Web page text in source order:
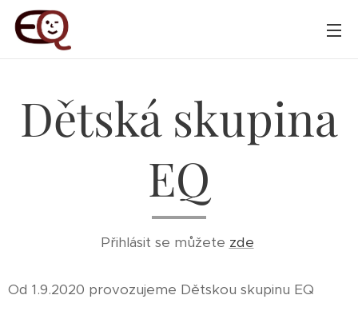
Dětská skupina
EQ
Přihlásit se můžete zde
Od 1.9.2020 provozujeme Dětskou skupinu EQ